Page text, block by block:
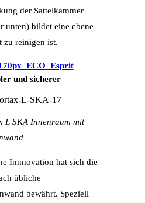
der Sattelkammer
unten) bildet eine ebene
zu reinigen ist.
und sicherer
L SKA Innenraum mit
Innnovation hat sich die
übliche
bewährt. Speziell